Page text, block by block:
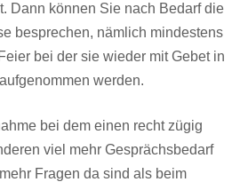
Dann können Sie nach Bedarf die
besprechen, nämlich mindestens
bei der sie wieder mit Gebet in
werden.
bei dem einen recht zügig
viel mehr Gesprächsbedarf
Fragen da sind als beim